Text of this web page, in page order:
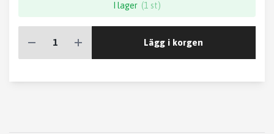
I lager (1 st)
Lägg i korgen